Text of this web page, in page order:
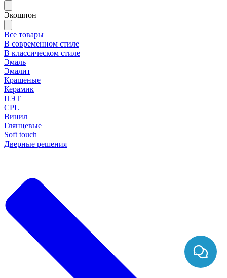
Экошпон
Все товары
В современном стиле
В классическом стиле
Эмаль
Эмалит
Крашеные
Керамик
ПЭТ
CPL
Винил
Глянцевые
Soft touch
Дверные решения